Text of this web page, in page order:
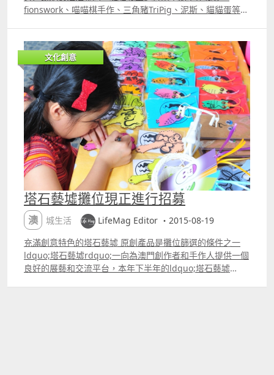
共36場音樂表演。 日期︰5月3至5日時間︰週五下午5時至
晚上10時；週六及周日為下午3時至晚上10時 地點︰塔石廣
場 6, 第二屆燈光夜市之情懷澳門街 重現澳門六、七十年代
的街頭夜市風情，一個以懷舊主題為主的燈光夜市。 日期︰
4月19日至8月11日逢星期五六日 時間︰星期五1730至
2200；星期六1700至2200地點︰漁人碼頭
fionswork、喵喵棋手作、三角豬TriPig、泥斯、貓貓蛋等全
而喵喵棋手作將義賣貓薄荷玩具和記事簿。 活動時間4月
2628日及5月35日 星期五17002200星期六日15002200 另
外冰姨冼太貓貓義買果乾第一次到塔石藝墟買果乾。. 如果
你想為貓貓們出一分力就到塔石藝墟食物區的 Famp;B 11，
今日有8種果乾呀！
文化創意
塔石藝墟攤位現正進行招募
澳城生活
LifeMag Editor ・2015-08-19
充滿創意特色的塔石藝墟 原創產品是攤位篩選的條件之一
ldquo;塔石藝墟rdquo;一向為澳門創作者和手作人提供一個
良好的展藝和交流平台，本年下半年的ldquo;塔石藝墟